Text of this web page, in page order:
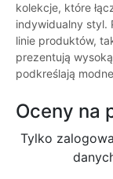
kolekcje, które
indywidualny styl.
linie produktów,
prezentują
podkreślają
Oceny na
Tylko